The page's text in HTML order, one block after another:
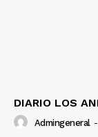
DIARIO LOS
Admingeneral -